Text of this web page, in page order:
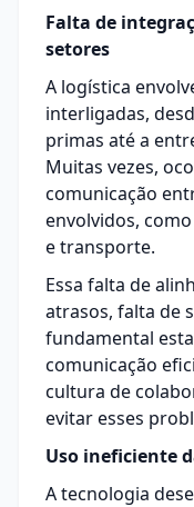
Falta de
setores
A logística
interligadas,
primas até a
Muitas vezes,
comunicação
envolvidos,
e transporte.
Essa falta de
atrasos, falta de
fundamental
comunicação
cultura de
evitar esses
Uso ineficiente
A tecnologia